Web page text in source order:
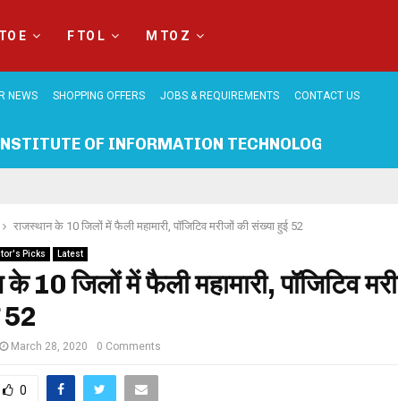
E F TO L M TO Z
NEWS SHOPPING OFFERS JOBS & REQUIREMENTS CONTACT US
OF INFORMATION TECHNOLOGY BEAWAR
राजस्थान के 10 जिलों में फैली महामारी, पॉजिटिव मरीजों की संख्या हुई 52
Picks Latest
10 जिलों में फैली महामारी, पॉजिटिव
52
March 28, 2020 0 Comments
0